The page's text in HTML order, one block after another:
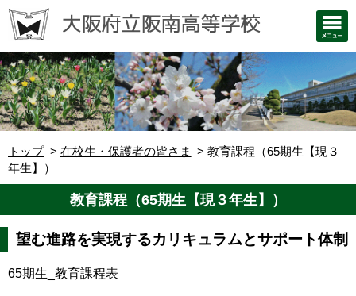
トップ 在校生・保護者の皆さま
教育課程（65期生【現３
年生】）
教育課程（65期生【現３年生】）
望む進路を実現するカリキュラムとサポート体制
65期生_教育課程表